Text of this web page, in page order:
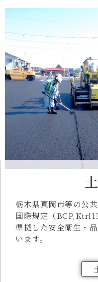
栃木県真岡市等の公共
国際規定（
準拠した安全衛生・
います。